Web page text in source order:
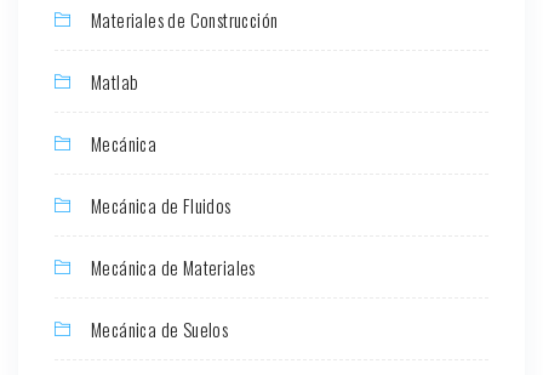
Materiales de Construcción
Matlab
Mecánica
Mecánica de Fluidos
Mecánica de Materiales
Mecánica de Suelos